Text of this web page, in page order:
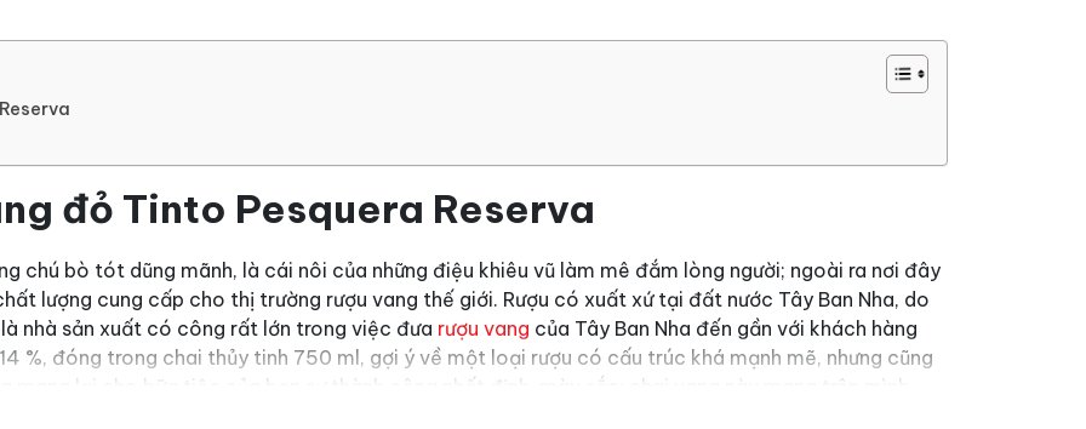
đỏ Tinto Pesquera Reserva
chú bò tót dũng mãnh, là cái nôi của những điệu khiêu vũ làm mê đắm lòng người; ngoài ra nơi đây
lượng cung cấp cho thị trường rượu vang thế giới. Rượu có xuất xứ tại đất nước Tây Ban Nha, do
nhà sản xuất có công rất lớn trong việc đưa rượu vang của Tây Ban Nha đến gần với khách hàng
%, đóng trong chai thủy tinh 750 ml, gợi ý về một loại rượu có cấu trúc khá mạnh mẽ, nhưng cũng
mang lại cho bữa tiệc của bạn sự thành công nhất định. màu sắc: chai vang này mang trên mình